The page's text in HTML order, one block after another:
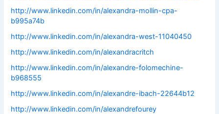
http://www.linkedin.com/in/alexandra-mollin-cpa-
b995a74b
http://www.linkedin.com/in/alexandra-west-11040450
http://www.linkedin.com/in/alexandracritch
http://www.linkedin.com/in/alexandre-folomechine-
b968555
http://www.linkedin.com/in/alexandre-ibach-22644b12
http://www.linkedin.com/in/alexandrefourey